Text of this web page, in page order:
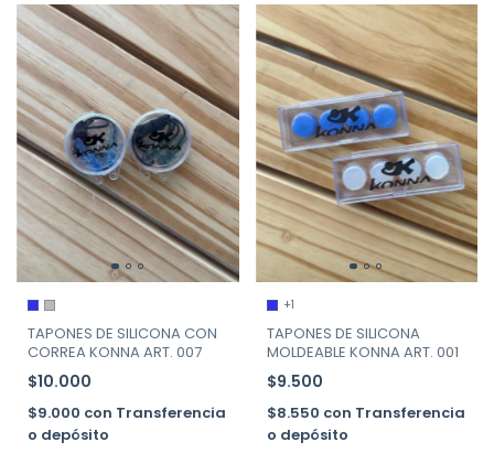
TAPONES DE SILICONA CON
CORREA KONNA ART. 007
$10.000
$9.000 con Transferencia
o depósito
+1
TAPONES DE SILICONA
MOLDEABLE KONNA ART. 001
$9.500
$8.550 con Transferencia
o depósito